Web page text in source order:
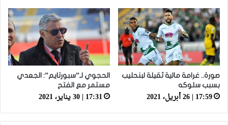
صورة.. غرامة مالية ثقيلة لبنحليب
بسبب سلوكه
17:59 | 26 أبريل، 2021
الحجوي لـ”سبورتايم”: الجعدي
مستمر مع الفتح
17:31 | 30 يناير، 2021